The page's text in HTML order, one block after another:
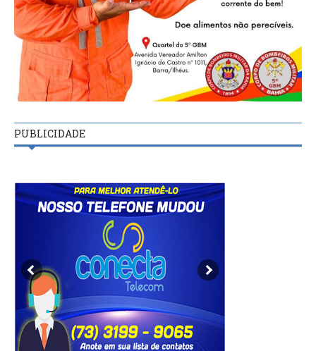
PUBLICIDADE